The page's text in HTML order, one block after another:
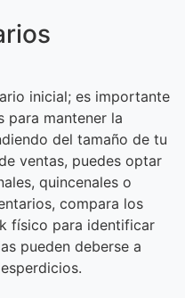
inicial; es importante
para mantener la
del tamaño de tu
ventas, puedes optar
quincenales o
compara los
físico para identificar
pueden deberse a